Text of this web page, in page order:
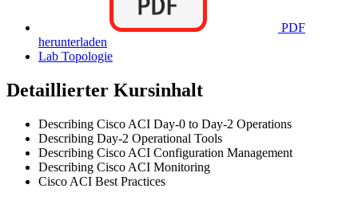
PDF
herunterladen
Lab Topologie
Detaillierter Kursinhalt
Describing Cisco ACI Day-0 to Day-2 Operations
Describing Day-2 Operational Tools
Describing Cisco ACI Configuration Management
Describing Cisco ACI Monitoring
Cisco ACI Best Practices